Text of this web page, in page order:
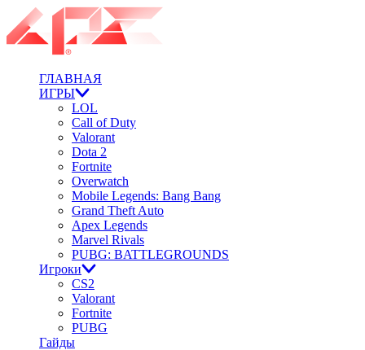
ГЛАВНАЯ
ИГРЫ
LOL
Call of Duty
Valorant
Dota 2
Fortnite
Overwatch
Mobile Legends: Bang Bang
Grand Theft Auto
Apex Legends
Marvel Rivals
PUBG: BATTLEGROUNDS
Игроки
CS2
Valorant
Fortnite
PUBG
Гайды